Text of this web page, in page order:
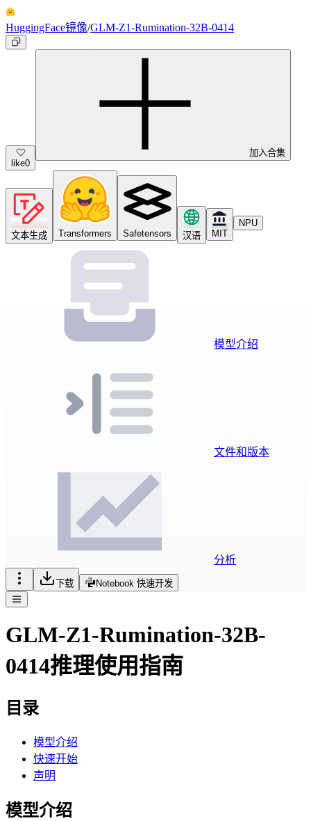
HuggingFace镜像/GLM-Z1-Rumination-32B-0414
like0
加入合集
文本生成 Transformers Safetensors 汉语 MIT
NPU
模型介绍
文件和版本
分析
下载 Notebook 快速开发
GLM-Z1-Rumination-32B-
0414推理使用指南
目录
模型介绍
快速开始
声明
模型介绍